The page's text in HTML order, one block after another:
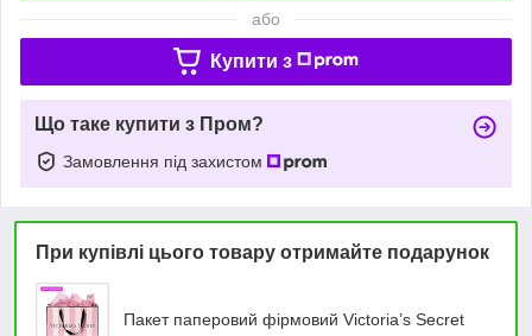
або
Купити з
Що таке купити з Пром?
Замовлення під захистом
При купівлі цього товару отримайте подарунок
Пакет паперовий фірмовий Victoria’s Secret